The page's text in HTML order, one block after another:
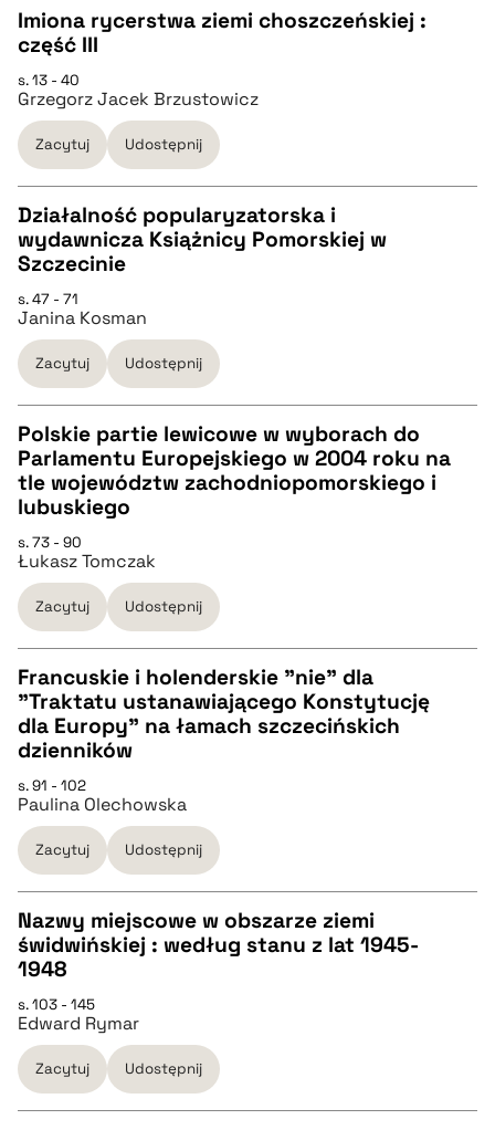
CZYSTY TEKST
pobierz cytat
BIBTEX
pobierz cytat
Imiona rycerstwa ziemi choszczeńskiej :
część III
s. 13 - 40
Grzegorz Jacek Brzustowicz
Zacytuj Udostępnij
CZYSTY TEKST
pobierz cytat
BIBTEX
pobierz cytat
Działalność popularyzatorska i
wydawnicza Książnicy Pomorskiej w
Szczecinie
s. 47 - 71
Janina Kosman
Zacytuj Udostępnij
CZYSTY TEKST
pobierz cytat
BIBTEX
pobierz cytat
Polskie partie lewicowe w wyborach do
Parlamentu Europejskiego w 2004 roku na
tle województw zachodniopomorskiego i
lubuskiego
s. 73 - 90
Łukasz Tomczak
Zacytuj Udostępnij
CZYSTY TEKST
pobierz cytat
BIBTEX
pobierz cytat
Francuskie i holenderskie "nie" dla
"Traktatu ustanawiającego Konstytucję
dla Europy" na łamach szczecińskich
dzienników
s. 91 - 102
Paulina Olechowska
Zacytuj Udostępnij
CZYSTY TEKST
pobierz cytat
BIBTEX
Nazwy miejscowe w obszarze ziemi
świdwińskiej : według stanu z lat 1945-
1948
s. 103 - 145
Edward Rymar
Zacytuj Udostępnij